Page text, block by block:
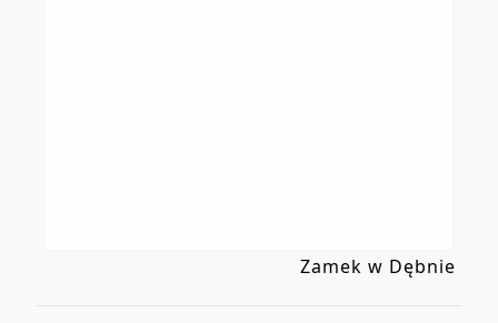
Zamek w Dębnie